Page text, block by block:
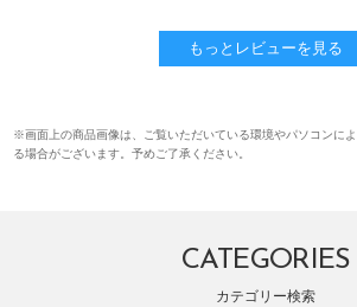
もっとレビューを見る
※画面上の商品画像は、ご覧いただいている環境やパソコンに
る場合がございます。予めご了承ください。
CATEGORIES
カテゴリー検索